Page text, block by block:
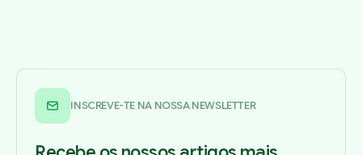
INSCREVE-TE NA NOSSA NEWSLETTER